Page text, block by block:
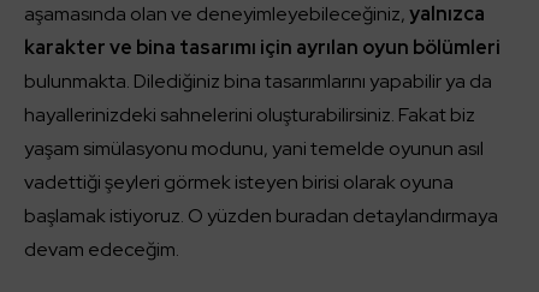
aşamasında olan ve deneyimleyebileceğiniz,yalnızca
karakter ve bina tasarımı için ayrılan oyun bölümleri
bulunmakta. Dilediğiniz bina tasarımlarını yapabilir ya da
hayallerinizdeki sahnelerini oluşturabilirsiniz. Fakat biz
yaşam simülasyonu modunu, yani temelde oyunun asıl
vadettiği şeyleri görmek isteyen birisi olarak oyuna
başlamak istiyoruz. O yüzden buradan detaylandırmaya
devam edeceğim.